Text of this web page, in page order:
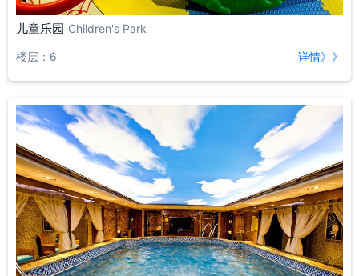
儿童乐园 Children's Park
楼层：6 详情》》